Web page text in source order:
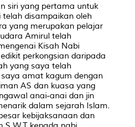
siri yang pertama untuk
telah disampaikan oleh
yang merupakan pelajar
Amirul telah
Kisah Nabi
perkongsian daripada
yang saya telah
amat kagum dengan
AS dan kuasa yang
anai-anai dan jin
dalam sejarah Islam.
kebijaksanaan dan